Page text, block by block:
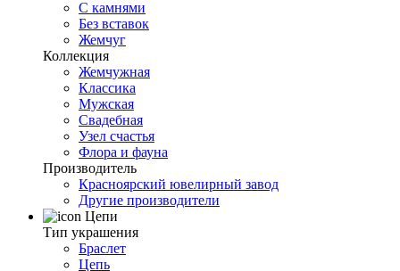
С камнями
Без вставок
Жемчуг
Коллекция
Жемчужная
Классика
Мужская
Свадебная
Узел счастья
Флора и фауна
Производитель
Красноярский ювелирный завод
Другие производители
Цепи
Тип украшения
Браслет
Цепь